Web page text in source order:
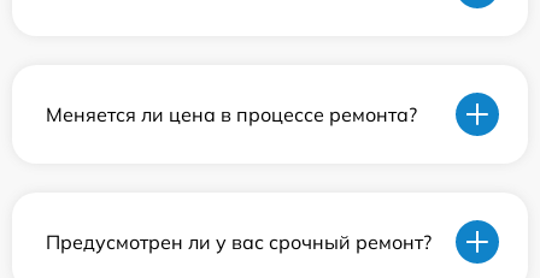
Меняется ли цена в процессе ремонта?
Предусмотрен ли у вас срочный ремонт?